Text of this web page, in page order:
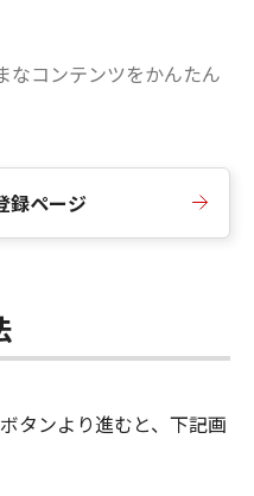
なコンテンツをかんたん
録ページ
タンより進むと、下記画